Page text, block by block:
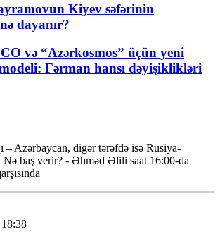
Kiyev səfərinin
dayanır?
və “Azərkosmos” üçün yeni
Fərman hansı dəyişiklikləri
– Azərbaycan, digər tərəfdə isə Rusiya-
baş verir? - Əhməd Əlili saat 16:00-da
18:38